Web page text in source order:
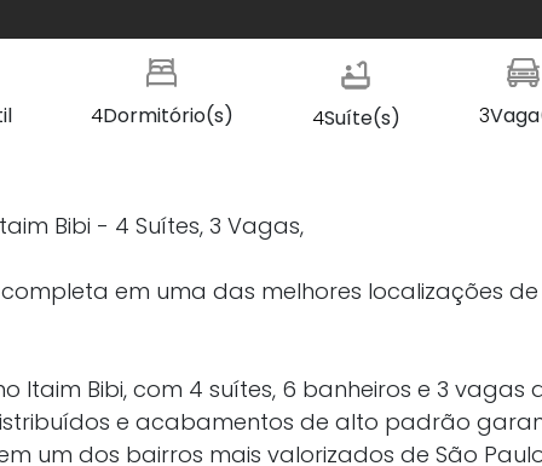
4Dormitório(s) 4Suíte(s) 3
Bibi - 4 Suítes, 3 Vagas,
em uma das melhores localizações de
Itaim Bibi, com 4 suítes, 6 banheiros e 3 vagas
e acabamentos de alto padrão
um dos bairros mais valorizados de São